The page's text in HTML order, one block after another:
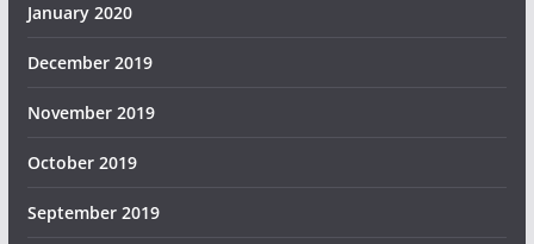
January 2020
December 2019
November 2019
October 2019
September 2019